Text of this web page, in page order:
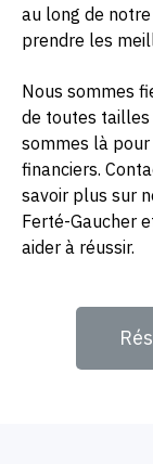
au long de
prendre les
Nous sommes
de toutes tailles
sommes là
financiers.
savoir plus sur
Ferté-Gaucher
aider à réussir.